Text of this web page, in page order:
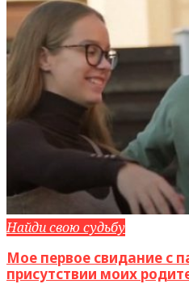
Найди свою судьбу
Мое первое свидание с
присутствии моих